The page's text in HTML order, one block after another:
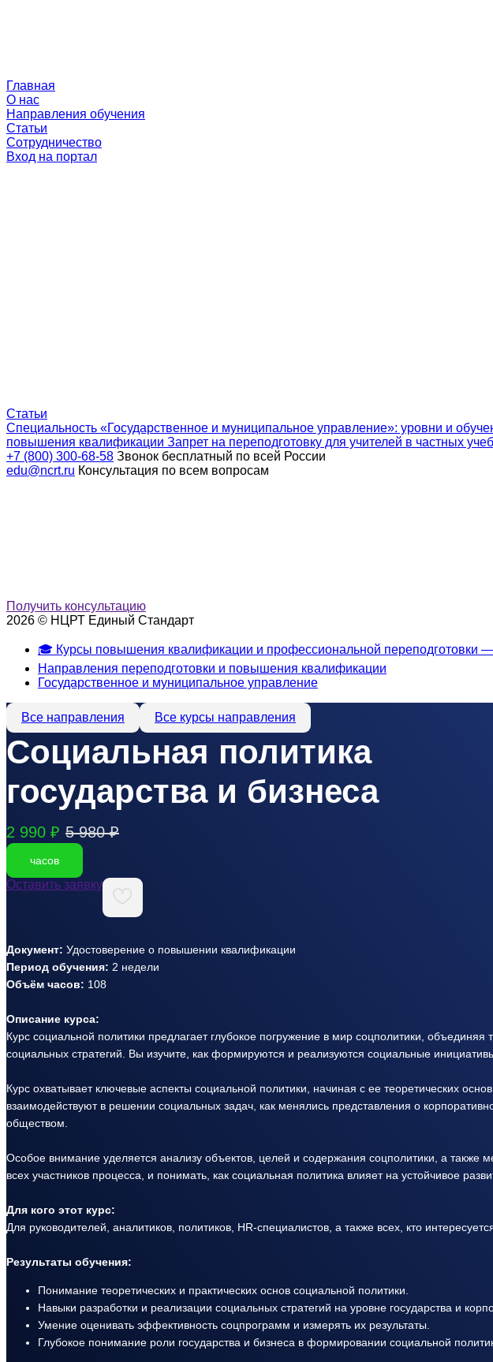
Главная
О нас
Направления обучения
Статьи
Сотрудничество
Вход на портал
Статьи
Специальность «Государственное и муниципальное управление»: уровни и
повышения квалификации Запрет на переподготовку для учителей в частных
+7 (800) 300-68-58 Звонок бесплатный по всей России
edu@ncrt.ru Консультация по всем вопросам
Получить консультацию
2026 © НЦРТ Единый Стандарт
🎓 Курсы повышения квалификации и профессиональной
Направления переподготовки и повышения квалификации
Государственное и муниципальное управление
Все направления Все курсы направления
Социальная политика
государства и бизнеса
2 990 ₽ 5 980 ₽
часов
Оставить заявку
Документ: Удостоверение о повышении квалификации
Период обучения: 2 недели
Объём часов: 108
Описание курса:
Курс социальной политики предлагает глубокое погружение в мир соцполитики,
социальных стратегий. Вы изучите, как формируются и реализуются социальные
Курс охватывает ключевые аспекты социальной политики, начиная с ее теоретических
взаимодействуют в решении социальных задач, как менялись представления о
обществом.
Особое внимание уделяется анализу объектов, целей и содержания соцполитики, а также
всех участников процесса, и понимать, как социальная политика влияет на устойчивое
Для кого этот курс:
Для руководителей, аналитиков, политиков, HR-специалистов, а также всех, кто
Результаты обучения:
Понимание теоретических и практических основ социальной политики.
Навыки разработки и реализации социальных стратегий на уровне государства и
Умение оценивать эффективность соцпрограмм и измерять их результаты.
Глубокое понимание роли государства и бизнеса в формировании социальной